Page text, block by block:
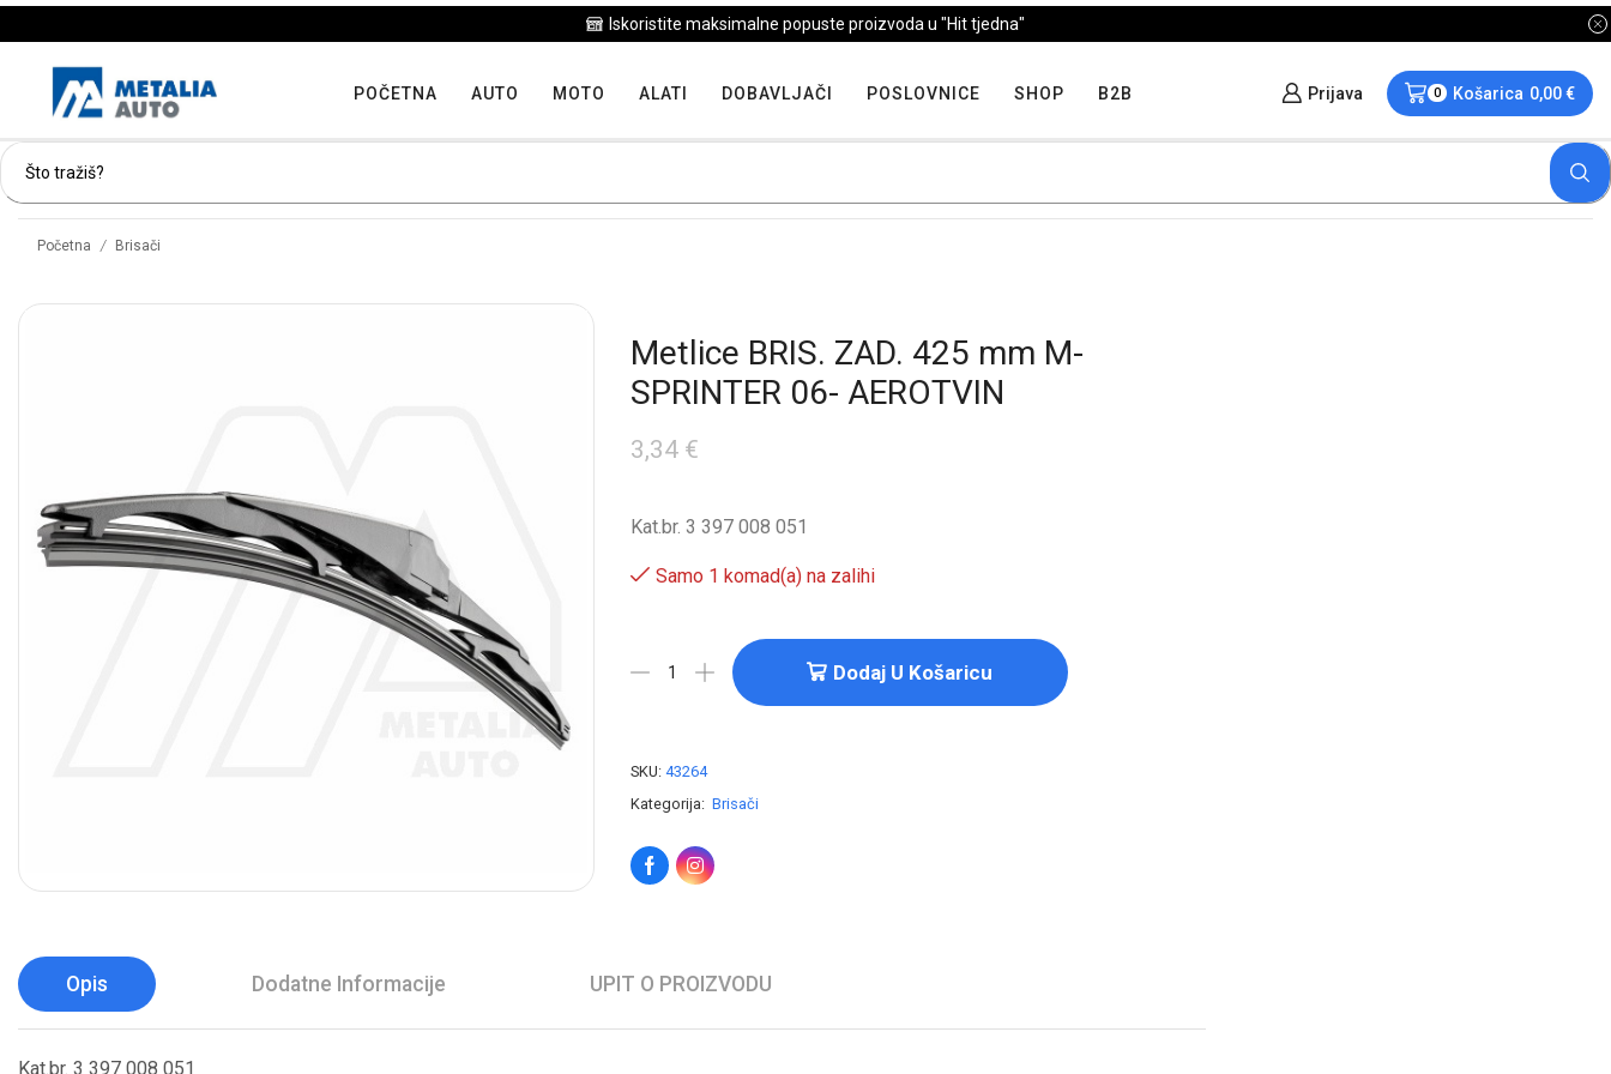
Iskoristite maksimalne popuste proizvoda u "Hit tjedna"
POČETNA AUTO MOTO ALATI DOBAVLJAČI POSLOVNICE SHOP B2B Prijava 0 Košarica 0,00€
Početna / Brisači
Metlice BRIS. ZAD. 425 mm M-
SPRINTER 06- AEROTVIN
3,34 €
Kat.br. 3 397 008 051
Samo 1 komad(a) na zalihi
Dodaj U Košaricu
SKU: 43264
Kategorija: Brisači
Opis Dodatne Informacije UPIT O PROIZVODU
Kat.br. 3 397 008 051